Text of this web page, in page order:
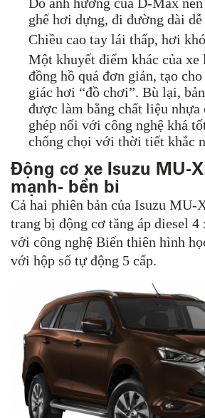
ghế hơi dựng, đi đường dài
Chiều cao tay lái thấp, hơi
Một khuyết điểm khác của xe
đồng hồ quá đơn giản, tạo
giác hơi “đồ chơi”. Bù lại,
được làm bằng chất liệu nhựa
ghép nối với công nghệ khá
chống chọi với thời tiết khắc
Động cơ xe Isuzu MU-
mạnh- bền bỉ
Cả hai phiên bản của Isuzu MU-
trang bị động cơ tăng áp diesel
với công nghệ Biến thiên hình
với hộp số tự động 5 cấp.